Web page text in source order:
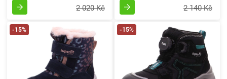
2 020 Kč 2 140 Kč
-15% -15%